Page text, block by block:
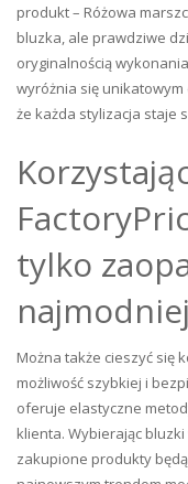
produkt – Różowa
bluzka, ale prawdziwe
oryginalnością
wyróżnia się
że każda stylizacja staje
tylko
Można także cieszyć się
możliwość szybkiej i
oferuje elastyczne
klienta. Wybierając
zakupione produkty